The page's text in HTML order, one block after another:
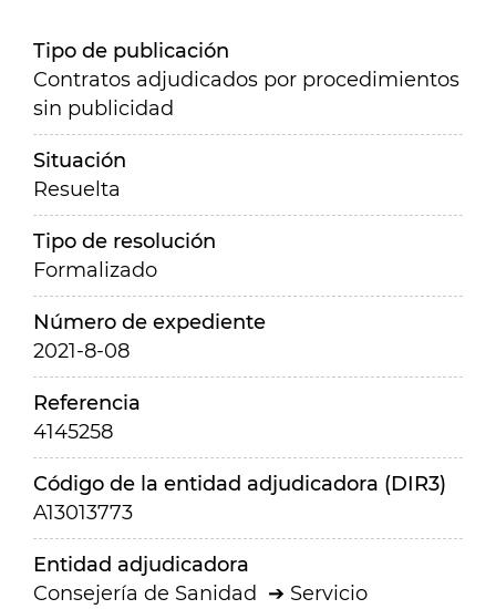
Tipo de publicación
Contratos adjudicados por procedimientos
sin publicidad
Situación
Resuelta
Tipo de resolución
Formalizado
Número de expediente
2021-8-08
Referencia
4145258
Código de la entidad adjudicadora (DIR3)
A13013773
Entidad adjudicadora
Consejería de Sanidad
Servicio